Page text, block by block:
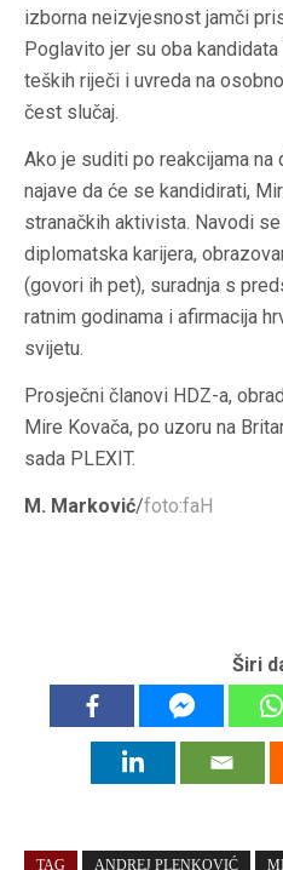
izborna neizvjesnost jamči
Poglavito jer su oba
teških riječi i uvreda na
čest slučaj.
Ako je suditi po reakcijama na
najave da će se kandidirati,
stranačkih aktivista. Navodi
diplomatska karijera,
(govori ih pet), suradnja s
ratnim godinama i afirmacija
svijetu.
Prosječni članovi HDZ-a,
Mire Kovača, po uzoru na
sada PLEXIT.
M. Marković/foto:faH
Širi
TAG ANDREJ PLENKOVIĆ